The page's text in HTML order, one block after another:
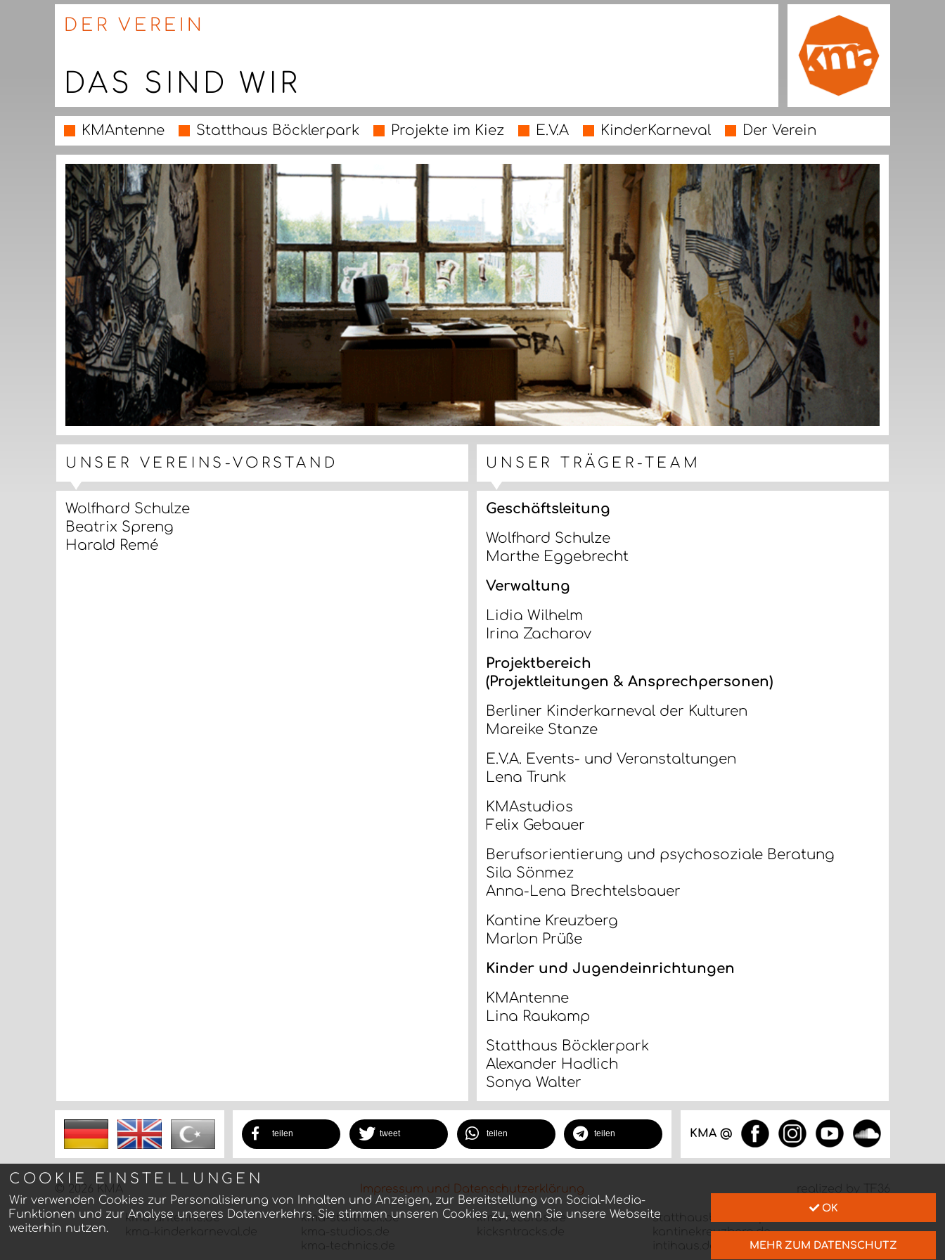
DER VEREIN
DAS SIND WIR
KMAntenne Statthaus Böcklerpark Projekte im Kiez E.V.A KinderKarneval Der Verein
UNSER VEREINS-VORSTAND
Wolfhard Schulze
Beatrix Spreng
Harald Remé
UNSER TRÄGER-TEAM
Geschäftsleitung
Wolfhard Schulze
Marthe Eggebrecht
Verwaltung
Lidia Wilhelm
Irina Zacharov
Projektbereich
(Projektleitungen & Ansprechpersonen)
Berliner Kinderkarneval der Kulturen
Mareike Stanze
E.V.A. Events- und Veranstaltungen
Lena Trunk
KMAstudios
Felix Gebauer
Berufsorientierung und psychosoziale Beratung
Sila Sönmez
Anna-Lena Brechtelsbauer
Kantine Kreuzberg
Marlon Prüße
Kinder und Jugendeinrichtungen
KMAntenne
Lina Raukamp
Statthaus Böcklerpark
Alexander Hadlich
Sonya Walter
teilen tweet teilen teilen KMA @
Impressum und Datenschutzerklärung
kma-antenne.de
kma-startruck.de
kma-records.de
statthausboecklerpark.de
kantinekreuzberg.de
COOKIE EINSTELLUNGEN
Wir verwenden Cookies zur Personalisierung von Inhalten und Anzeigen, zur Bereitstellung von Social-Media-
Funktionen und zur Analyse unseres Datenverkehrs. Sie stimmen unseren Cookies zu, wenn Sie unsere Webseite
weiterhin nutzen.
OK
MEHR ZUM DATENSCHUTZ